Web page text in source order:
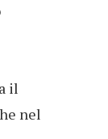
il
nel